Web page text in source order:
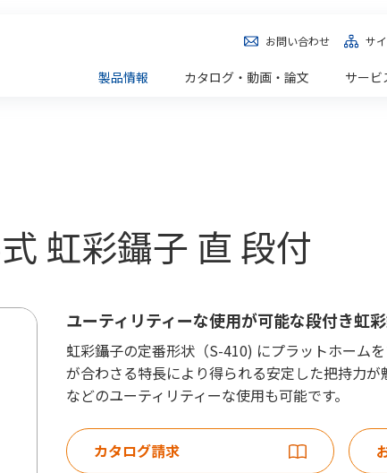
お問い合わせ サ
製品情報
カタログ・動画・論文 サービ
虹彩鑷子 直 段付
ユーティリティーな使用が可能な段付き虹彩
虹彩鑷子の定番形状（S-410) にプラットホーム
が合わさる特長により得られる安定した把持力
などのユーティリティーな使用も可能です。
カタログ請求